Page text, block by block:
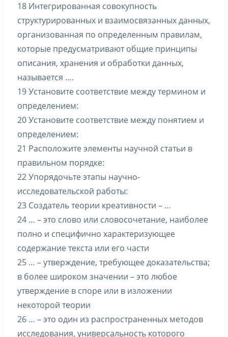
18 Интегрированная совокупность
структурированных и взаимосвязанных данных,
организованная по определенным правилам,
которые предусматривают общие принципы
описания, хранения и обработки данных,
называется ….
19 Установите соответствие между термином и
определением:
20 Установите соответствие между понятием и
определением:
21 Расположите элементы научной статьи в
правильном порядке:
22 Упорядочьте этапы научно-
исследовательской работы:
23 Создатель теории креативности – …
24 … – это слово или словосочетание, наиболее
полно и специфично характеризующее
содержание текста или его части
25 … – утверждение, требующее доказательства;
в более широком значении – это любое
утверждение в споре или в изложении
некоторой теории
26 … – это один из распространенных методов
исследования, универсальность которого